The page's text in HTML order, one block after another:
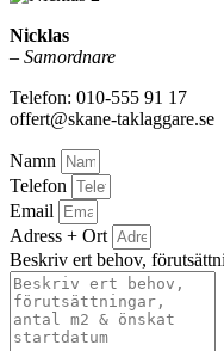
Nicklas
– Samordnare
Telefon: 010-555 91 17
offert@skane-taklaggare.se
Namn
Telefon
Email
Adress + Ort
Beskriv ert behov,